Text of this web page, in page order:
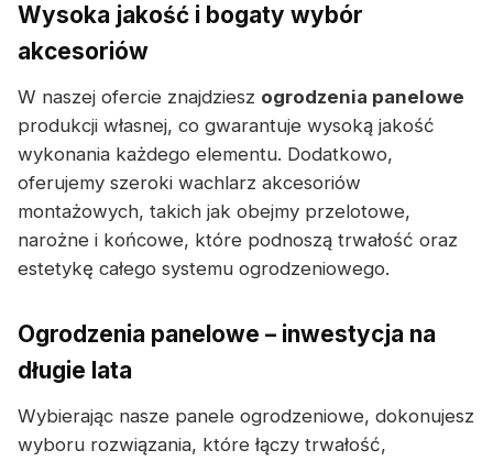
Wysoka jakość i bogaty wybór
akcesoriów
W naszej ofercie znajdziesz ogrodzenia panelowe
produkcji własnej, co gwarantuje wysoką jakość
wykonania każdego elementu. Dodatkowo,
oferujemy szeroki wachlarz akcesoriów
montażowych, takich jak obejmy przelotowe,
narożne i końcowe, które podnoszą trwałość oraz
estetykę całego systemu ogrodzeniowego.
Ogrodzenia panelowe – inwestycja na
długie lata
Wybierając nasze panele ogrodzeniowe, dokonujesz
wyboru rozwiązania, które łączy trwałość,